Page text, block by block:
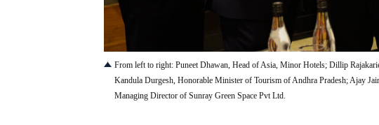
From left to right: Puneet Dhawan, Head of Asia, Minor Hotels; Dillip
Kandula Durgesh, Honorable Minister of Tourism of Andhra Pradesh; Ajay
Managing Director of Sunray Green Space Pvt Ltd.